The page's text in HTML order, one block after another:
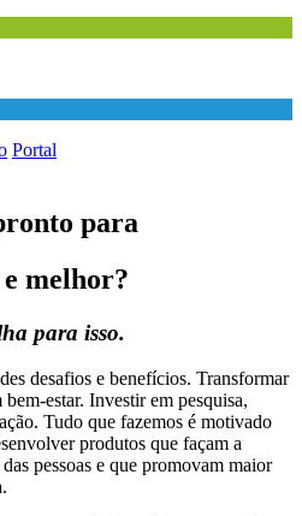
Portal
para
melhor?
para isso.
desafios e benefícios. Transformar
estar. Investir em pesquisa,
Tudo que fazemos é motivado
produtos que façam a
pessoas e que promovam maior